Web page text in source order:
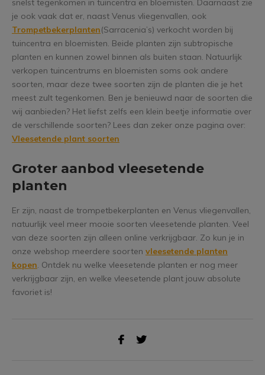
snelst tegenkomen in tuincentra en bloemisten. Daarnaast zie
je ook vaak dat er, naast Venus vliegenvallen, ook
Trompetbekerplanten(Sarracenia’s) verkocht worden bij
tuincentra en bloemisten. Beide planten zijn subtropische
planten en kunnen zowel binnen als buiten staan. Natuurlijk
verkopen tuincentrums en bloemisten soms ook andere
soorten, maar deze twee soorten zijn de planten die je het
meest zult tegenkomen. Ben je benieuwd naar de soorten die
wij aanbieden? Het liefst zelfs een klein beetje informatie over
de verschillende soorten? Lees dan zeker onze pagina over:
Vleesetende plant soorten
Groter aanbod vleesetende
planten
Er zijn, naast de trompetbekerplanten en Venus vliegenvallen,
natuurlijk veel meer mooie soorten vleesetende planten. Veel
van deze soorten zijn alleen online verkrijgbaar. Zo kun je in
onze webshop meerdere soorten vleesetende planten
kopen. Ontdek nu welke vleesetende planten er nog meer
verkrijgbaar zijn, en welke vleesetende plant jouw absolute
favoriet is!